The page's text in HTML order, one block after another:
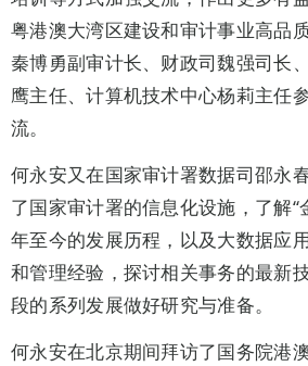
粤港澳大湾区建设和审计事业高品
秦博勇副审计长、财政司魏强司长
鹰主任、计算机技术中心杨莉主任
流。
何永安又在国家审计署数据司邵永
了国家审计署的信息化设施，了解
年至今的发展历程，以及大数据应
和管理经验，探讨相关事务的最新
段的系列发展做好研究与准备。
何永安在北京期间拜访了国务院港